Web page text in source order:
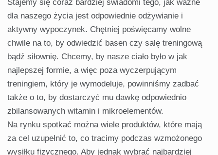
Stajemy się coraz bardziej świadomi tego, jak ważne
dla naszego życia jest odpowiednie odżywianie i
aktywny wypoczynek. Chętniej poświęcamy wolne
chwile na to, by odwiedzić basen czy salę treningową
bądź siłownię. Chcemy, by nasze ciało było w jak
najlepszej formie, a więc poza wyczerpującym
treningiem, który je wymodeluje, powinniśmy zadbać
także o to, by dostarczyć mu dawkę odpowiednio
zbilansowanych witamin i mikroelementów.
Na rynku spotkać można wiele produktów, które mają
za cel uzupełnić to, co tracimy podczas wzmożonego
wysiłku fizycznego. Aby jednak wybrać najbardziej